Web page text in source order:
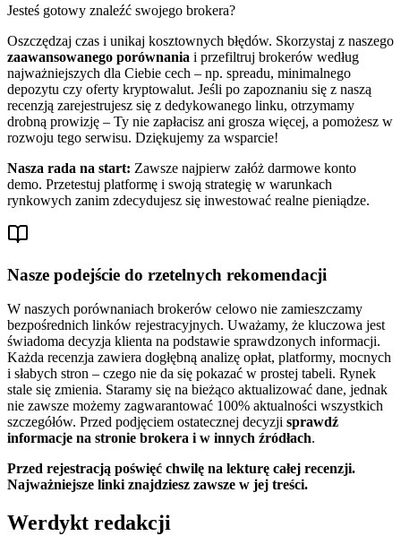
Jesteś gotowy znaleźć swojego brokera?
Oszczędzaj czas i unikaj kosztownych błędów. Skorzystaj z naszego
zaawansowanego porównania i przefiltruj brokerów według
najważniejszych dla Ciebie cech – np. spreadu, minimalnego
depozytu czy oferty kryptowalut. Jeśli po zapoznaniu się z naszą
recenzją zarejestrujesz się z dedykowanego linku, otrzymamy
drobną prowizję – Ty nie zapłacisz ani grosza więcej, a pomożesz w
rozwoju tego serwisu. Dziękujemy za wsparcie!
Nasza rada na start: Zawsze najpierw załóż darmowe konto
demo. Przetestuj platformę i swoją strategię w warunkach
rynkowych zanim zdecydujesz się inwestować realne pieniądze.
Nasze podejście do rzetelnych rekomendacji
W naszych porównaniach brokerów celowo nie zamieszczamy
bezpośrednich linków rejestracyjnych. Uważamy, że kluczowa jest
świadoma decyzja klienta na podstawie sprawdzonych informacji.
Każda recenzja zawiera dogłębną analizę opłat, platformy, mocnych
i słabych stron – czego nie da się pokazać w prostej tabeli. Rynek
stale się zmienia. Staramy się na bieżąco aktualizować dane, jednak
nie zawsze możemy zagwarantować 100% aktualności wszystkich
szczegółów. Przed podjęciem ostatecznej decyzji sprawdź
informacje na stronie brokera i w innych źródłach.
Przed rejestracją poświęć chwilę na lekturę całej recenzji.
Najważniejsze linki znajdziesz zawsze w jej treści.
Werdykt redakcji